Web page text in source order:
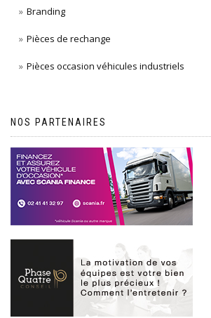
Branding
Pièces de rechange
Pièces occasion véhicules industriels
NOS PARTENAIRES